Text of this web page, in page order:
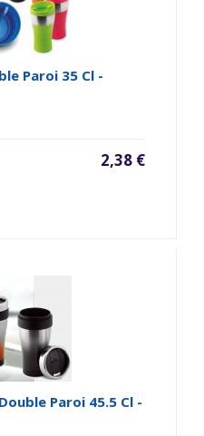
Paroi 35 Cl -
2,38 €
Paroi 45.5 Cl -